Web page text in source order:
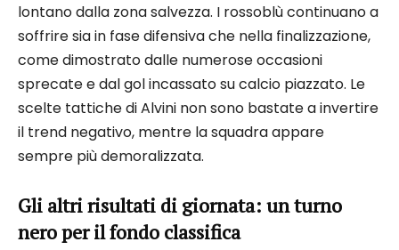
lontano dalla zona salvezza. I rossoblù continuano a
soffrire sia in fase difensiva che nella finalizzazione,
come dimostrato dalle numerose occasioni
sprecate e dal gol incassato su calcio piazzato. Le
scelte tattiche di Alvini non sono bastate a invertire
il trend negativo, mentre la squadra appare
sempre più demoralizzata.
Gli altri risultati di giornata: un turno
nero per il fondo classifica